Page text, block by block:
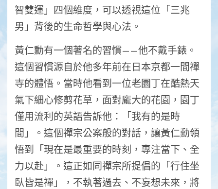
智雙運」四個維度，可以透視這位「三兆
男」背後的生命哲學與心法。
黃仁勳有一個著名的習慣——他不戴手錶。
這個習慣源自於他多年前在日本京都一間禪
寺的體悟。當時他看到一位老園丁在酷熱天
氣下細心修剪花草，面對龐大的花園，園丁
僅用流利的英語告訴他：「我有的是時
間」。這個禪宗公案般的對話，讓黃仁勳領
悟到「現在是最重要的時刻，專注當下、全
力以赴」。這正如同禪宗所提倡的「行住坐
臥皆是禪」，不執著過去、不妄想未來，將